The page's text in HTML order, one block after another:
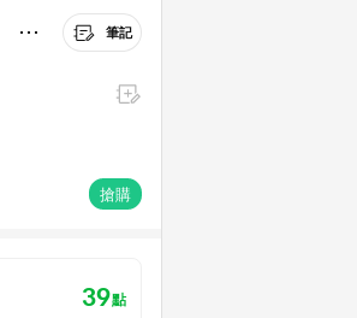
筆記
搶購
39點